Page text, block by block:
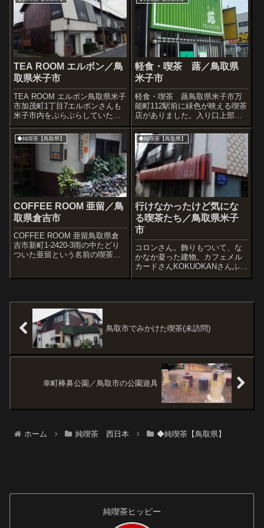
TEA ROOM エルボン／鳥
取県米子市
TEA ROOM エルボン鳥取県米子
市加茂町1丁目7エルボンさんも
米子市内をぶらぶらしていたら
見つけた喫茶店です。こうやっ
てレポートを書いているときも
まだ店内に居るような余韻があ
ります。そう、喫茶店ってある
一定時間を過ごすので、ひとつ
ひとつ...
軽食・喫茶 蕗／鳥取県
米子市
軽食・喫茶 蕗鳥取県米子市万
能町112駅前に緑色が映える喫茶
店がありました。入り口上部は
遠くから見るとテントのように
も見えますが、壁材の色を切り
替えています。昭和51年からや
っている『蕗』さんです。いい
店名だなー。ママさんが「ちょ
うど先週札...
◆純喫茶【鳥取県】
COFFEE ROOM 亜留／鳥
取県倉吉市
COFFEE ROOM 亜留鳥取県倉
吉市新町1-2420-3雨の中たどり
ついた亜留という名前の喫茶
かったです。店内奥に飾られた
◆純喫茶【鳥取県】
行けなかったけど気にな
る喫茶たち／鳥取県米子
市
コロンさん。飾りもついて、な
かなか凝った建物。カフェメル
カードさんKOKUOKANさんふぁ
みりぃ喫茶 米米さん。奥の建
ん。名前からして、おばあちゃ
るイメー...
鳥取市でみかけた喫茶(未訪問)
幸町棒鼻公園／鳥取市の公園遊具
ホーム 純喫茶 西日本 ◆純喫茶【鳥取県】
純喫茶ヒッピー